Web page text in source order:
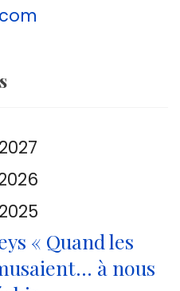
« Quand les
à nous